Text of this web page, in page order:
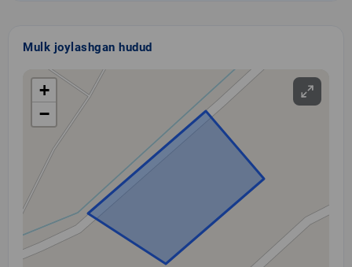
Mulk joylashgan hudud
+
−